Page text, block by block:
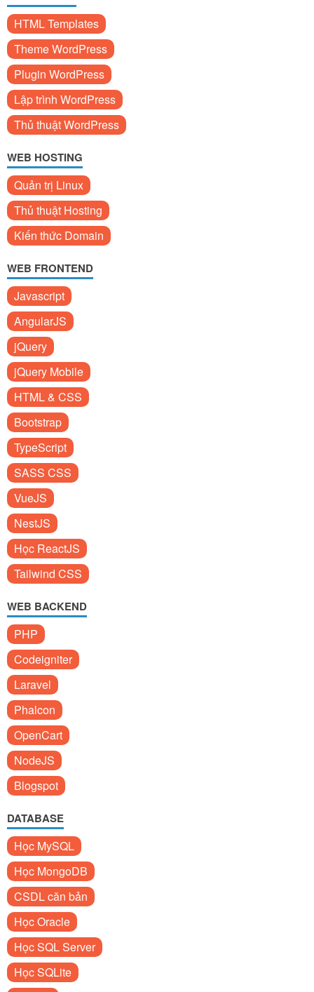
HTML Templates
Theme WordPress
Plugin WordPress
Lập trình WordPress
Thủ thuật WordPress
WEB HOSTING
Quản trị Linux
Thủ thuật Hosting
Kiến thức Domain
WEB FRONTEND
Javascript
AngularJS
jQuery
jQuery Mobile
HTML & CSS
Bootstrap
TypeScript
SASS CSS
VueJS
NestJS
Học ReactJS
Tailwind CSS
WEB BACKEND
PHP
Codeigniter
Laravel
Phalcon
OpenCart
NodeJS
Blogspot
DATABASE
Học MySQL
Học MongoDB
CSDL căn bản
Học Oracle
Học SQL Server
Học SQLite